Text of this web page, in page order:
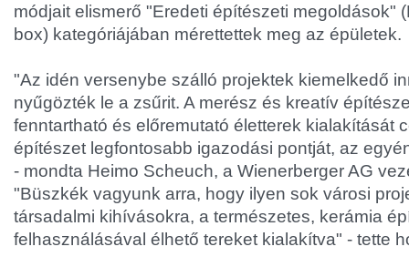
módjait elismerő "Eredeti építészeti megoldások"
box) kategóriájában mérettettek meg az épületek.
"Az idén versenybe szálló projektek kiemelkedő
nyűgözték le a zsűrit. A merész és kreatív
fenntartható és előremutató életterek kialakítását
építészet legfontosabb igazodási pontját, az
- mondta Heimo Scheuch, a Wienerberger AG
"Büszkék vagyunk arra, hogy ilyen sok városi
társadalmi kihívásokra, a természetes, kerámia
felhasználásával élhető tereket kialakítva" - tette